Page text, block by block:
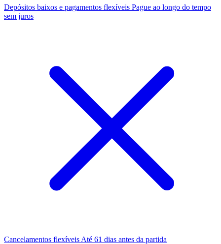
Depósitos baixos e pagamentos flexíveis Pague ao longo do tempo
sem juros
Cancelamentos flexíveis Até 61 dias antes da partida